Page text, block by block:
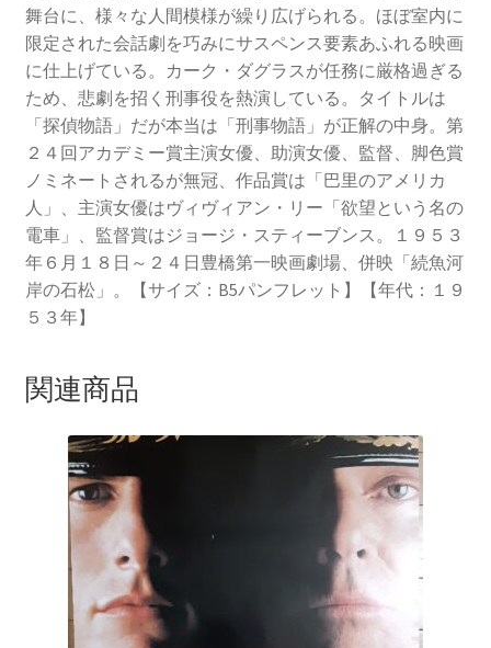
舞台に、様々な人間模様が繰り広げられる。ほぼ室内に
限定された会話劇を巧みにサスペンス要素あふれる映画
に仕上げている。カーク・ダグラスが任務に厳格過ぎる
ため、悲劇を招く刑事役を熱演している。タイトルは
「探偵物語」だが本当は「刑事物語」が正解の中身。第
２４回アカデミー賞主演女優、助演女優、監督、脚色賞
ノミネートされるが無冠、作品賞は「巴里のアメリカ
人」、主演女優はヴィヴィアン・リー「欲望という名の
電車」、監督賞はジョージ・スティーブンス。１９５３
年６月１８日～２４日豊橋第一映画劇場、併映「続魚河
岸の石松」。【サイズ：B5パンフレット】【年代：１９
５３年】
関連商品